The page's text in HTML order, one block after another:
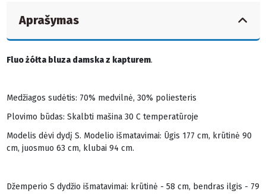
Aprašymas
Fluo żółta bluza damska z kapturem.
Medžiagos sudėtis: 70% medvilnė, 30% poliesteris
Plovimo būdas: Skalbti mašina 30 C temperatūroje
Modelis dėvi dydį S. Modelio išmatavimai: Ūgis 177 cm, krūtinė 90
cm, juosmuo 63 cm, klubai 94 cm.
Džemperio S dydžio išmatavimai: krūtinė - 58 cm, bendras ilgis - 79